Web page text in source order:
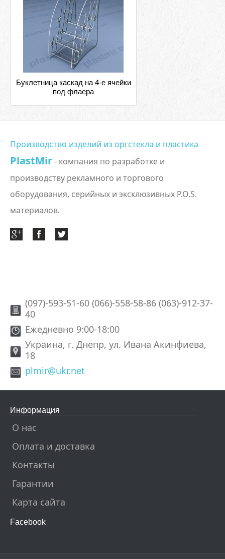
Буклетница каскад на 4-е ячейки
под флаера
Производство изделий из оргстекла и пластика
PlastMir- компания по разработке и
производству рекламного и торгового
оборудования, серийных и эксклюзивных P.O.S.
материалов.
(097)-593-51-60 (066)-558-58-86 (063)-912-37-
40
Ежедневно 9:00-18:00
Украина, г. Днепр, ул. Ивана Акинфиева,
18
plmir@ukr.net
Информация
О нас
Оплата и доставка
Контакты
Гарантии
Карта сайта
Facebook